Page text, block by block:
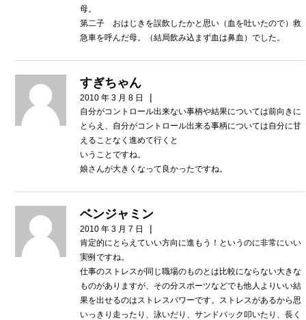
母。
第二子 おはじきを誤飲したかと思い（血を吐いたので）救
急車を呼んだ母。（結局飲み込まず血は鼻血）でした。
すぎちゃん
2010 年 3 月 8 日 |
自分がコントロール出来ない事柄や結果については前向きに
とらえ、自分がコントロール出来る事柄については自分に甘
えることなく進めて行くと
いうことですね。
娘さんが大きくなって良かったですね。
ベンジャミン
2010 年 3 月 7 日 |
肯定的にとらえていい方向に進もう！というのに非常にいい
実例ですね。
仕事のストレスが同じ職場のものとは比較にならない大きな
ものがありますが、その分スポーツなどでも他人よりいい結
果を出せるのはストレスパワーです。ストレスがあるから思
いっきり走ったり、泳いだり、サンドバック叩いたり、長く